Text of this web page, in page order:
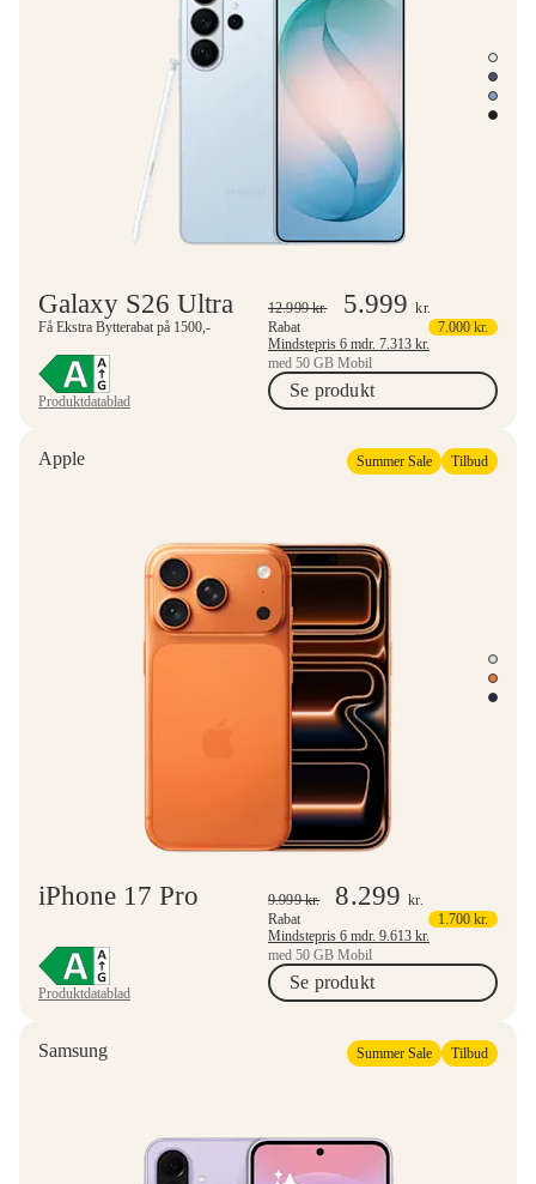
Galaxy S26 Ultra
Få Ekstra Bytterabat på 1500,-
Produktdatablad
12.999kr. 5.999kr.
Rabat
7.000 kr.
Mindstepris 6 mdr. 7.313 kr.
med 50 GB Mobil
Se produkt
Apple Summer Sale Tilbud
iPhone 17 Pro
Produktdatablad
9.999kr. 8.299kr.
Rabat
1.700 kr.
Mindstepris 6 mdr. 9.613 kr.
med 50 GB Mobil
Se produkt
Samsung Summer Sale Tilbud